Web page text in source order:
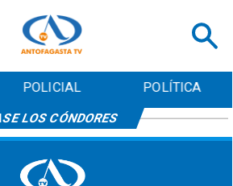
POLICIAL POLÍTICA
LOS CÓNDORES